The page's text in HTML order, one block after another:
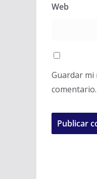
Web
Guardar mi
comentario.